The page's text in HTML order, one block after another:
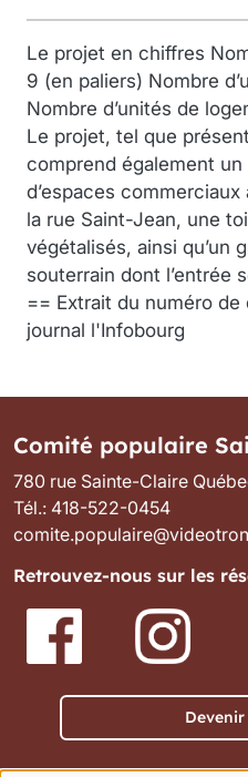
Le projet en chiffres
9 (en paliers) Nombre
Nombre d’unités de
Le projet, tel que
comprend également
d’espaces
la rue Saint-Jean, une
végétalisés, ainsi qu’un
souterrain dont l’entrée
== Extrait du numéro de
journal l'Infobourg
Comité populaire
780 rue Sainte-Claire
Tél.: 418-522-0454
Retrouvez-nous sur les
Image
Image